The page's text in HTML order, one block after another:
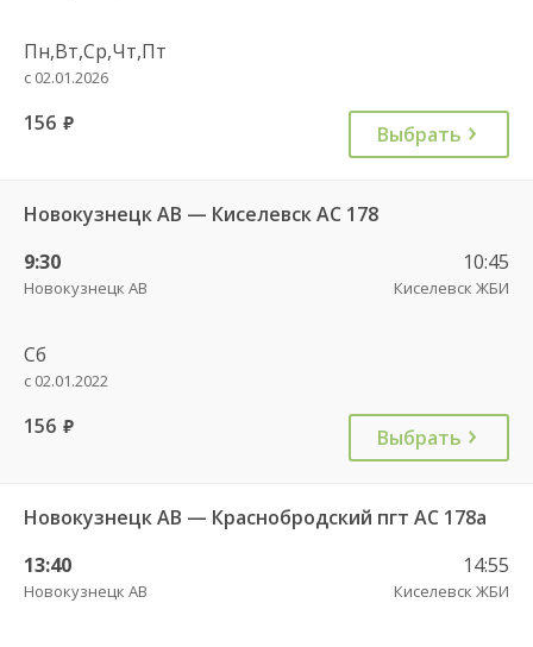
Пн,Вт,Ср,Чт,Пт
с 02.01.2026
156 руб. Выбрать
Новокузнецк АВ — Киселевск АС 178
9:30
Новокузнецк АВ
10:45
Киселевск ЖБИ
Сб
с 02.01.2022
156 руб. Выбрать
Новокузнецк АВ — Краснобродский пгт АС 178а
13:40
Новокузнецк АВ
14:55
Киселевск ЖБИ